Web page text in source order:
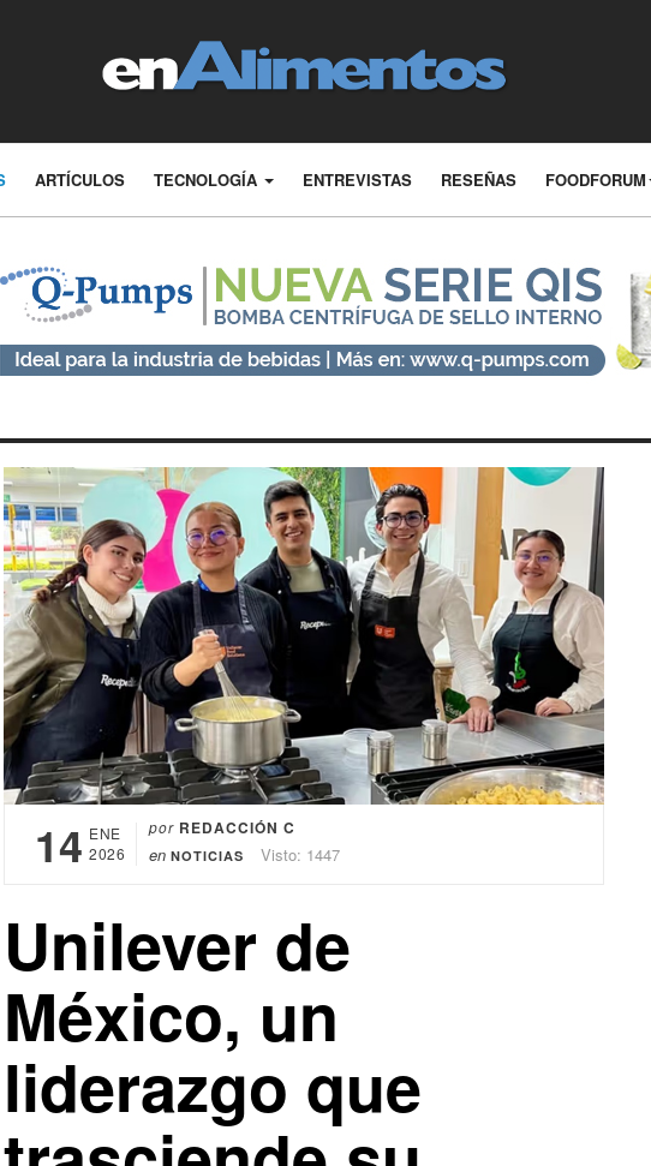
ARTÍCULOS TECNOLOGÍA ENTREVISTAS RESEÑAS FOODFORUM
14 ENE
2026
por REDACCIÓN C
en NOTICIAS Visto: 1447
Unilever de
México, un
liderazgo que